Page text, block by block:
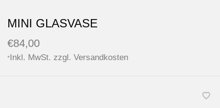
MINI GLASVASE
€84,00
*Inkl. MwSt. zzgl. Versandkosten